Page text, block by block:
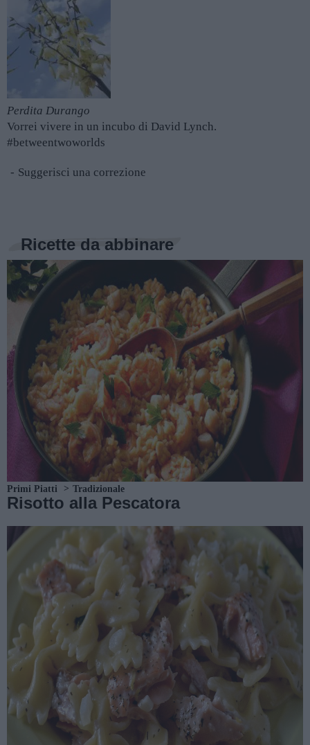
Perdita Durango
Vorrei vivere in un incubo di David Lynch.
#betweentwoworlds
Suggerisci una correzione
Ricette da abbinare
Primi Piatti Tradizionale
Risotto alla Pescatora